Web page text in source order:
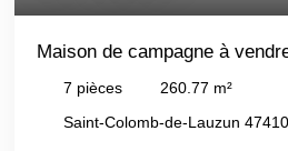
Maison de campagne à
Saint-Colomb-de-Lauzun 47410
7 pièces 260.77 m²
Saint-Colomb-de-Lauzun 47410